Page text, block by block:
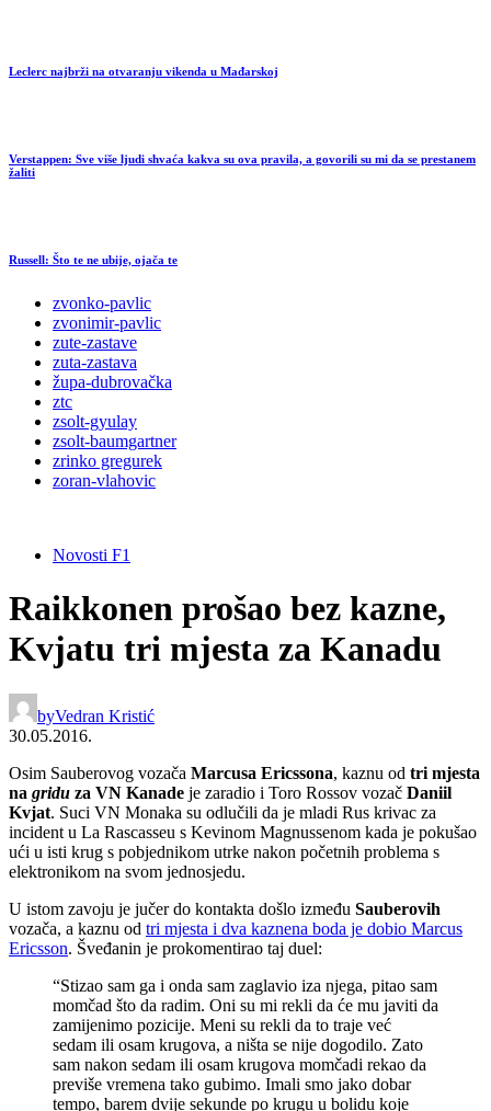
Leclerc najbrži na otvaranju vikenda u Mađarskoj
Verstappen: Sve više ljudi shvaća kakva su ova pravila, a govorili su mi da se prestanem
žaliti
Russell: Što te ne ubije, ojača te
zvonko-pavlic
zvonimir-pavlic
zute-zastave
zuta-zastava
župa-dubrovačka
ztc
zsolt-gyulay
zsolt-baumgartner
zrinko gregurek
zoran-vlahovic
Novosti F1
Raikkonen prošao bez kazne,
Kvjatu tri mjesta za Kanadu
byVedran Kristić
30.05.2016.
Osim Sauberovog vozača Marcusa Ericssona, kaznu od tri mjesta
na gridu za VN Kanade je zaradio i Toro Rossov vozač Daniil
Kvjat. Suci VN Monaka su odlučili da je mladi Rus krivac za
incident u La Rascasseu s Kevinom Magnussenom kada je pokušao
ući u isti krug s pobjednikom utrke nakon početnih problema s
elektronikom na svom jednosjedu.
U istom zavoju je jučer do kontakta došlo između Sauberovih
vozača, a kaznu od tri mjesta i dva kaznena boda je dobio Marcus
Ericsson. Šveđanin je prokomentirao taj duel:
“Stizao sam ga i onda sam zaglavio iza njega, pitao sam
momčad što da radim. Oni su mi rekli da će mu javiti da
zamijenimo pozicije. Meni su rekli da to traje već
sedam ili osam krugova, a ništa se nije dogodilo. Zato
sam nakon sedam ili osam krugova momčadi rekao da
previše vremena tako gubimo. Imali smo jako dobar
tempo, barem dvije sekunde po krugu u bolidu koje